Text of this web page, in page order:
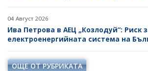
04 Август 2026
Ива Петрова в АЕЦ „Козлодуй“: Риск
електроенергийната система на
ОЩЕ ОТ РУБРИКАТА